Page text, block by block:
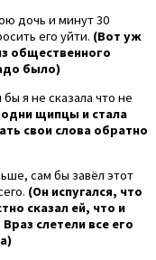
дочь и минут 30
его уйти. (Вот уж
общественного
было)
я не сказала что не
щипцы и стала
свои слова обратно
сам бы завёл этот
(Он испугался, что
сказал ей, что и
слетели все его